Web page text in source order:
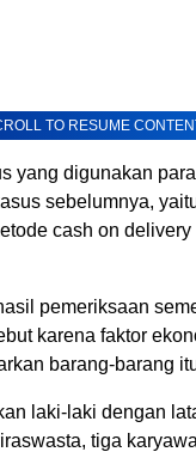
TO RESUME
yang digunakan
sebelumnya,
cash on
pemeriksaan
karena faktor
barang-barang
laki-laki dengan
tiga